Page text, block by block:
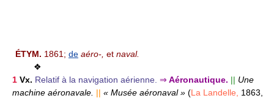
ÉTYM. 1861; de aéro-, et naval.
❖
1 Vx. Relatif à la navigation aérienne. ⇒ Aéronautique. || Une
machine aéronavale. || « Musée aéronaval » (La Landelle,
1863,